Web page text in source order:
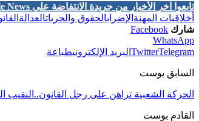
تابعوا آخر الأخبار من جريدة الانتفاضة على Google News
أخلاقيات المهنة الإضرابالحقوق والحرياتالعدالة
شارك Facebook
WhatsApp
TwitterTelegram البريد الإلكترونيطباعة
السابق بوست
الحركة الشعبية تراهن على رجل القانون..النقيب
القادم بوست